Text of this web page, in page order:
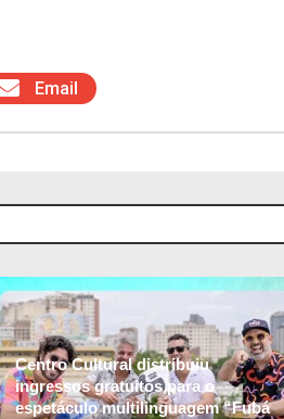
Email
Centro Cultural distribuiu
ingressos gratuitos para o
espetáculo multilinguagem “Fubá